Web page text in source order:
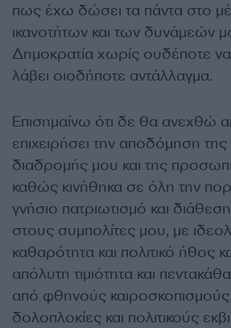
πως έχω δώσει τα πάντα στο
ικανοτήτων και των δυνάμεών
Δημοκρατία χωρίς ουδέποτε
λάβει οιοδήποτε αντάλλαγμα.
Επισημαίνω ότι δε θα ανεχθώ
επιχειρήσει την αποδόμηση της
διαδρομής μου και της
καθώς κινήθηκα σε όλη την
γνήσιο πατριωτισμό και
στους συμπολίτες μου, με
καθαρότητα και πολιτικό ήθος
απόλυτη τιμιότητα και
από φθηνούς καιροσκοπισμούς,
δολοπλοκίες και πολιτικούς